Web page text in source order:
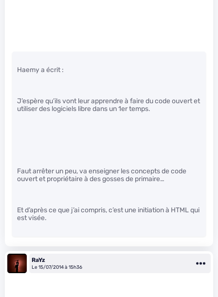
Haemy a écrit :
J’espère qu’ils vont leur apprendre à faire du code ouvert et
utiliser des logiciels libre dans un 1er temps.
Faut arrêter un peu, va enseigner les concepts de code
ouvert et propriétaire à des gosses de primaire…
Et d’après ce que j’ai compris, c’est une initiation à HTML qui
est visée.
RaYz
Le 15/07/2014 à 15h36